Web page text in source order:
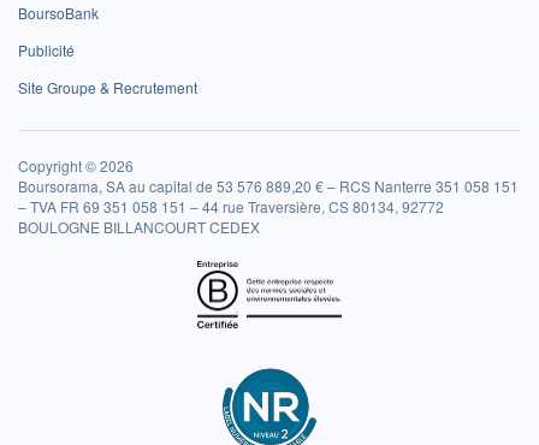
BoursoBank
Publicité
Site Groupe & Recrutement
Copyright © 2026
Boursorama, SA au capital de 53 576 889,20 € – RCS Nanterre 351 058 151
– TVA FR 69 351 058 151 – 44 rue Traversière, CS 80134, 92772
BOULOGNE BILLANCOURT CEDEX